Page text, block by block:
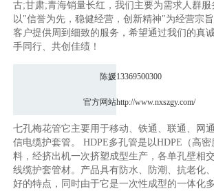
古;甘肃;青海销量长红，我们主要为需求人群
以"信誉为先，稳健经营，创新精神"为经营宗
客户提供周到细致的服务，希望通过我们的真
手同行、共创佳绩！
陈媛13369500300
官方网站http://www.nxszgy.com/
七孔梅花管它主要用于移动、铁通、联通、网
信电缆护套管。 HDPE多孔管是以HDPE（高密
料，经挤出机一次挤塑成型生产，各单孔壁相
线缆护套管材。产品具有防水、防潮、抗老化
好的特点，同时由于它是一次性成型的一体化